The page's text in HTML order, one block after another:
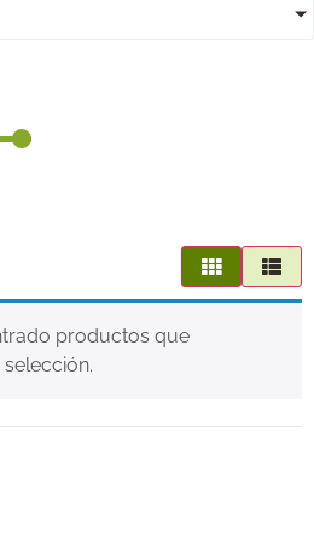
productos que